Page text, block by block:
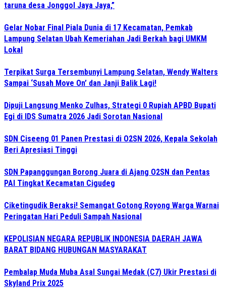
taruna desa Jonggol Jaya Jaya,”
Gelar Nobar Final Piala Dunia di 17 Kecamatan, Pemkab
Lampung Selatan Ubah Kemeriahan Jadi Berkah bagi UMKM
Lokal
Terpikat Surga Tersembunyi Lampung Selatan, Wendy Walters
Sampai ‘Susah Move On’ dan Janji Balik Lagi!
Dipuji Langsung Menko Zulhas, Strategi 0 Rupiah APBD Bupati
Egi di IDS Sumatra 2026 Jadi Sorotan Nasional
SDN Ciseeng 01 Panen Prestasi di O2SN 2026, Kepala Sekolah
Beri Apresiasi Tinggi
SDN Papanggungan Borong Juara di Ajang O2SN dan Pentas
PAI Tingkat Kecamatan Cigudeg
‎Ciketingudik Beraksi! Semangat Gotong Royong Warga Warnai
Peringatan Hari Peduli Sampah Nasional
KEPOLISIAN NEGARA REPUBLIK INDONESIA DAERAH JAWA
BARAT BIDANG HUBUNGAN MASYARAKAT
Pembalap Muda Muba Asal Sungai Medak (C7) Ukir Prestasi di
Skyland Prix 2025